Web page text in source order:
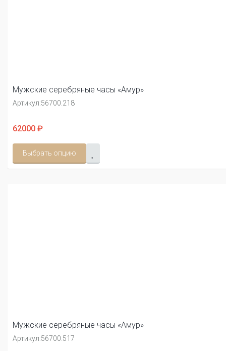
Мужские серебряные часы «Амур»
Артикул:56700.218
62000 ₽
Выбрать опцию
Мужские серебряные часы «Амур»
Артикул:56700.517